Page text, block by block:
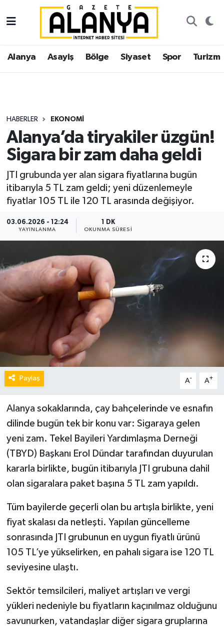
Alanya Asayiş Bölge Siyaset Spor Turizm
HABERLER EKONOMI
Alanya’da tiryakiler üzgün!
Sigara bir zam daha geldi
JTI grubunda yer alan sigara fiyatlarına bugün
itibarıyla 5 TL zam geldi; yeni düzenlemeyle
fiyatlar 105 TL ile 120 TL arasında değişiyor.
03.06.2026 - 12:24
YAYINLANMA
1 DK
OKUNMA SÜRESI
Paylaş A- A+
Alanya sokaklarında, çay bahçelerinde ve esnafın
dilinde bugün tek bir konu var: Sigaraya gelen
yeni zam. Tekel Bayileri Yardımlaşma Derneği
(TBYD) Başkanı Erol Dündar tarafından duyurulan
kararla birlikte, bugün itibarıyla JTI grubuna dahil
olan sigaralara paket başına 5 TL zam yapıldı.
Tüm bayilerde geçerli olan bu artışla birlikte, yeni
fiyat skalası da netleşti. Yapılan güncelleme
sonrasında JTI grubunun en uygun fiyatlı ürünü
105 TL’ye yükselirken, en pahalı sigara ise 120 TL
seviyesine ulaştı.
Sektör temsilcileri, maliyet artışları ve vergi
yükleri nedeniyle bu fiyatların kaçınılmaz olduğunu
savunurken, vatandaşlar diğer sigara gruplarına
Alanya
Asayiş
Siyaset
Spor
Turizm
Ekonomi
İstanbul Nöbetçi Eczaneler
İstanbul Hava Durumu
Süper Lig Puan Durumu ve Fikstür
Tüm Manşetler
Son Dakika Haberleri
Haber Arşivi